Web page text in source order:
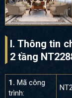
I. Thông tin
2 tầng
1. Mã công
trình: